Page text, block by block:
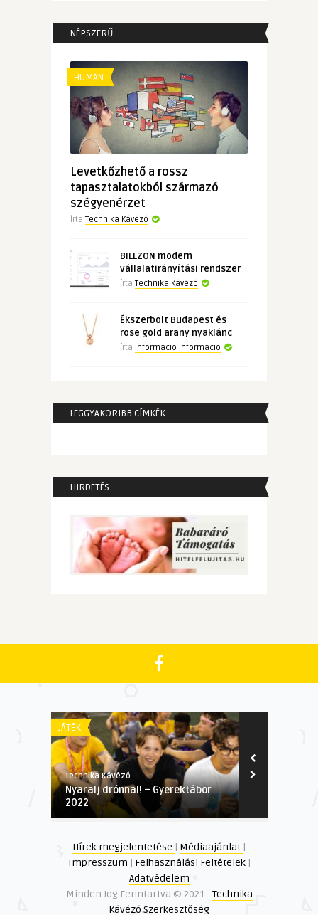
NÉPSZERŰ
HUMÁN
Levetkőzhető a rossz
tapasztalatokból származó
szégyenérzet
Írta Technika Kávézó
BILLZON modern
vállalatirányítási rendszer
Írta Technika Kávézó
Ékszerbolt Budapest és
rose gold arany nyaklánc
Írta Informacio Informacio
LEGGYAKORIBB CÍMKÉK
HIRDETÉS
JÁTÉK
Technika Kávézó
Nyaralj drónnal! – Gyerektábor
2022
...
Hírek megjelentetése | Médiaajánlat |
Impresszum | Felhasználási Feltételek |
Adatvédelem
Minden Jog Fenntartva © 2021 - Technika
Kávézó Szerkesztőség